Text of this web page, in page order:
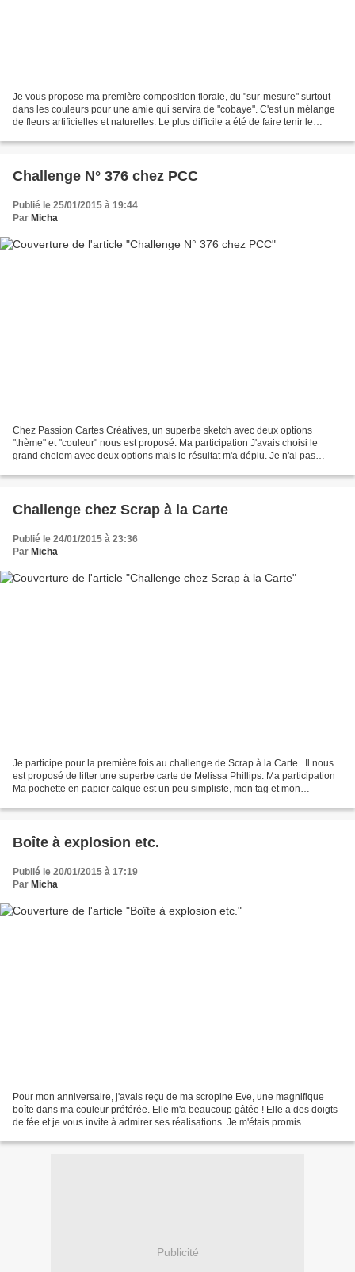
Je vous propose ma première composition florale, du "sur-mesure" surtout
dans les couleurs pour une amie qui servira de "cobaye". C'est un mélange
de fleurs artificielles et naturelles. Le plus difficile a été de faire tenir le
Challenge N° 376 chez PCC
Publié le 25/01/2015 à 19:44
Par Micha
Chez Passion Cartes Créatives, un superbe sketch avec deux options
"thème" et "couleur" nous est proposé. Ma participation J'avais choisi le
grand chelem avec deux options mais le résultat m'a déplu. Je n'ai pas
Challenge chez Scrap à la Carte
Publié le 24/01/2015 à 23:36
Par Micha
Je participe pour la première fois au challenge de Scrap à la Carte . Il nous
est proposé de lifter une superbe carte de Melissa Phillips. Ma participation
Ma pochette en papier calque est un peu simpliste, mon tag et mon
Boîte à explosion etc.
Publié le 20/01/2015 à 17:19
Par Micha
Pour mon anniversaire, j'avais reçu de ma scropine Eve, une magnifique
boîte dans ma couleur préférée. Elle m'a beaucoup gâtée ! Elle a des doigts
de fée et je vous invite à admirer ses réalisations. Je m'étais promis
Publicité